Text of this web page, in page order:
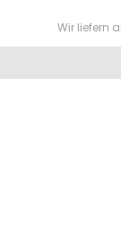
Wir liefern